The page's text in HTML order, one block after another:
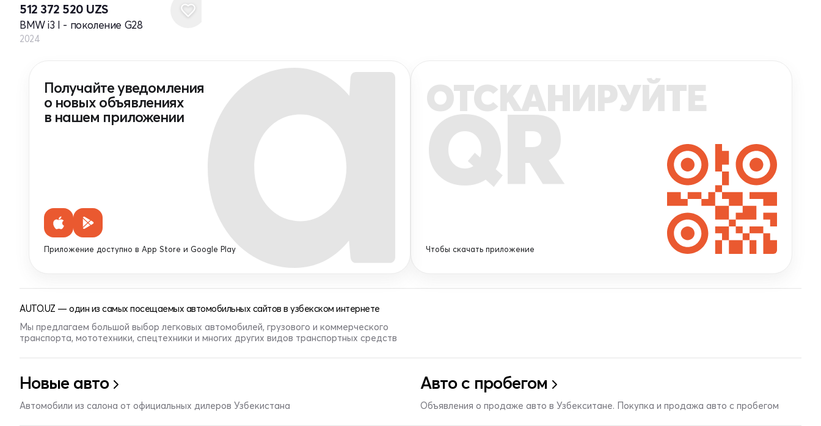
512 372 520 UZS
BMW i3 I - поколение G28
2024
Получайте уведомления
о новых объявлениях
в нашем приложении
Приложение доступно в App Store и Google Play
ОТСКАНИРУЙТЕ
QR
Чтобы скачать приложение
AUTO.UZ — один из самых посещаемых автомобильных сайтов в узбекском интернете
Мы предлагаем большой выбор легковых автомобилей, грузового и коммерческого
транспорта, мототехники, спецтехники и многих других видов транспортных средств
Новые авто
Автомобили из салона от официальных дилеров Узбекистана
Авто с пробегом
Объявления о продаже авто в Узбекситане. Покупка и продажа авто с пробегом